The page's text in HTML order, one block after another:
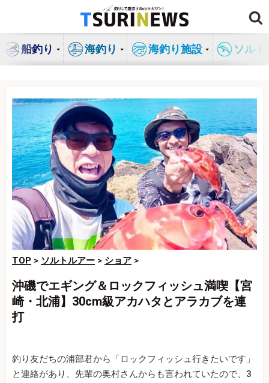
ン
船釣り 海釣り 海釣り施設 ソル
TOP > ソルトルアー > ショア >
沖磯でエギング＆ロックフィッシュ満喫【宮
崎・北浦】30cm級アカハタとアラカブを連
打
釣り友だちの浦部君から「ロックフィッシュ行きたいです」
と連絡があり、先輩の奥村さんからも言われていたので、3